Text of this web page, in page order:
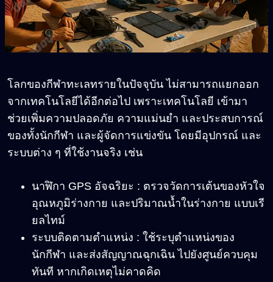
โลกของกีฬาทะเลทรายในปัจจุบัน ไม่สามารถแยกออก
จากเทคโนโลยีได้อีกต่อไป เพราะเทคโนโลยี เข้ามา
ช่วยเพิ่มความปลอดภัย ความแม่นยำ และประสบการณ์
ของทั้งนักกีฬา และผู้จัดการแข่งขัน โดยมีอุปกรณ์ และ
ระบบต่าง ๆ ที่ใช้งานจริง เช่น
นาฬิกา GPS อัจฉริยะ : ตรวจวัดการเต้นของหัวใจ
อุณหภูมิร่างกาย และปริมาณน้ำในร่างกาย แบบเรี
ยลไทม์
ระบบติดตามตำแหน่ง : ใช้ระบุตำแหน่งของ
นักกีฬา และส่งสัญญาณฉุกเฉิน ไปยังศูนย์ควบคุม
ทันที หากเกิดเหตุไม่คาดคิด